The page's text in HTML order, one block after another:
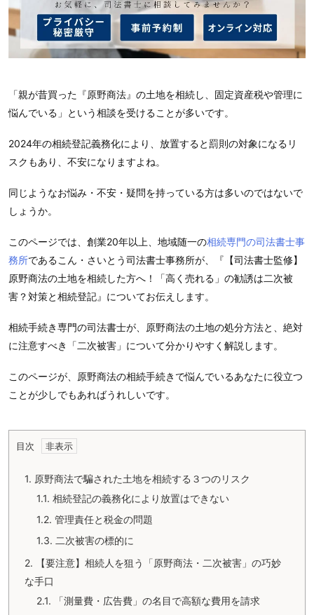
「親が昔買った『原野商法』の土地を相続し、固定資産税や管理に
悩んでいる」という相談を受けることが多いです。
2024年の相続登記義務化により、放置すると罰則の対象になるリ
スクもあり、不安になりますよね。
同じようなお悩み・不安・疑問を持っている方は多いのではないで
しょうか。
このページでは、創業20年以上、地域随一の相続専門の司法書士事
務所であるこん・さいとう司法書士事務所が、『【司法書士監修】
原野商法の土地を相続した方へ！「高く売れる」の勧誘は二次被
害？対策と相続登記』についてお伝えします。
相続手続き専門の司法書士が、原野商法の土地の処分方法と、絶対
に注意すべき「二次被害」について分かりやすく解説します。
このページが、原野商法の相続手続きで悩んでいるあなたに役立つ
ことが少しでもあればうれしいです。
目次
1. 原野商法で騙された土地を相続する３つのリスク
1.1. 相続登記の義務化により放置はできない
1.2. 管理責任と税金の問題
1.3. 二次被害の標的に
2. 【要注意】相続人を狙う「原野商法・二次被害」の巧妙
な手口
2.1. 「測量費・広告費」の名目で高額な費用を請求